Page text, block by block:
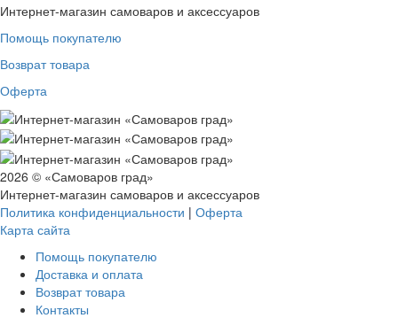
Интернет-магазин самоваров и аксессуаров
Помощь покупателю
Возврат товара
Оферта
2026 © «Самоваров град»
Интернет-магазин самоваров и аксессуаров
Политика конфиденциальности | Оферта
Карта сайта
Помощь покупателю
Доставка и оплата
Возврат товара
Контакты